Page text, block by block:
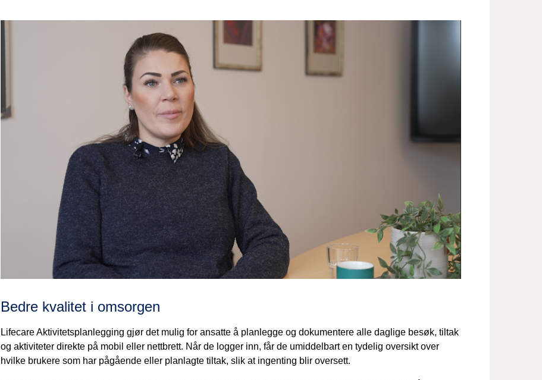
Bedre kvalitet i omsorgen
Lifecare Aktivitetsplanlegging gjør det mulig for ansatte å planlegge og dokumentere alle daglige besøk, tiltak
og aktiviteter direkte på mobil eller nettbrett. Når de logger inn, får de umiddelbart en tydelig oversikt over
hvilke brukere som har pågående eller planlagte tiltak, slik at ingenting blir oversett.